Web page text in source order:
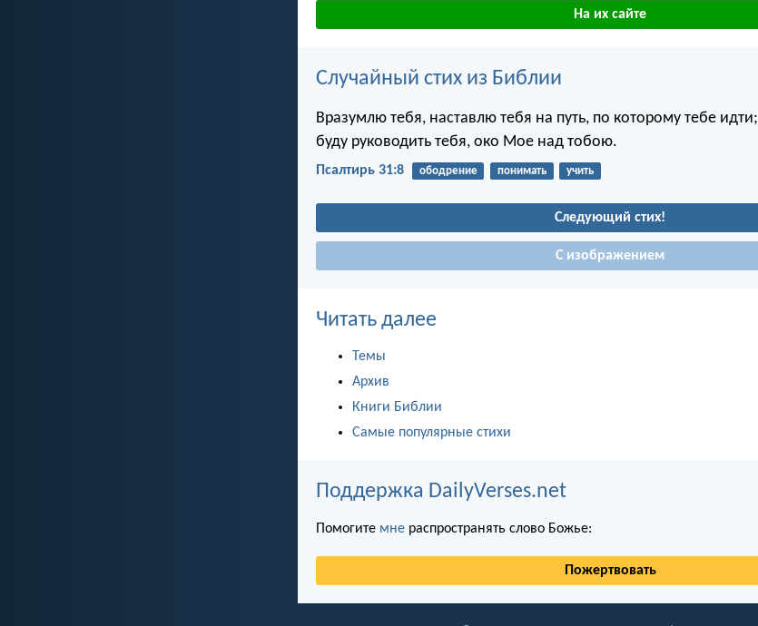
На их сайте
Случайный стих из Библии
Вразумлю тебя, наставлю тебя на путь, по которому тебе идти;
буду руководить тебя, око Мое над тобою.
Псалтирь 31:8 ободрение понимать учить
Следующий стих!
С изображением
Читать далее
Темы
Архив
Книги Библии
Самые популярные стихи
Поддержка DailyVerses.net
Помогите мне распространять слово Божье:
Пожертвовать